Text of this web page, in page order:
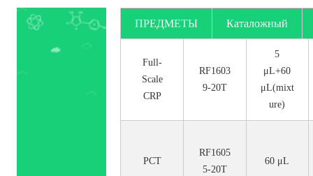
ПРЕДМЕТЫ Каталожный
Full-
Scale
CRP
RF1603
9-20T
5
μL+60
μL(mixt
ure)
PCT
RF1605
5-20T
60 μL